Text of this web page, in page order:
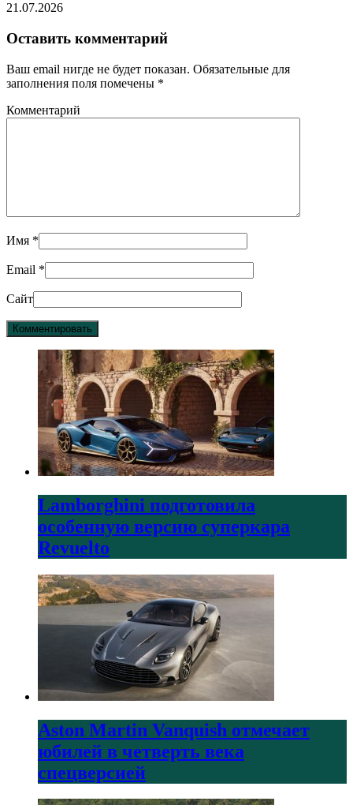
21.07.2026
Оставить комментарий
Ваш email нигде не будет показан. Обязательные для
заполнения поля помечены *
Комментарий
Имя *
Email *
Сайт
Lamborghini подготовила
особенную версию суперкара
Revuelto
Aston Martin Vanquish отмечает
юбилей в четверть века
спецверсией